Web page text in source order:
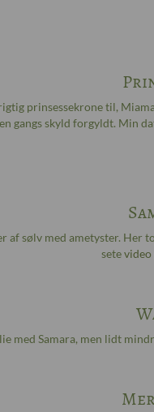
prinsessekrone til,
gangs skyld forgyldt. Min
af sølv med ametyster. Her
setevideo
med Samara, men lidt